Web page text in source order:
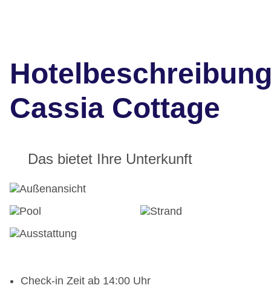
Cassia Cottage
Das bietet Ihre Unterkunft
Check-in Zeit ab 14:00 Uhr